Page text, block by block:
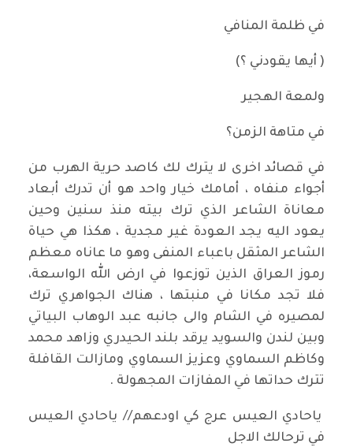
في ظلمة المنافي
( أيها يقودني ؟)
ولمعة الهجير
في متاهة الزمن؟
في قصائد اخرى لا يترك لك كاصد حرية الهرب من
أجواء منفاه ، أمامك خيار واحد هو أن تدرك أبعاد
معاناة الشاعر الذي ترك بيته منذ سنين وحين
يعود اليه يجد العودة غير مجدية ، هكذا هي حياة
الشاعر المثقل باعباء المنفى وهو ما عاناه معظم
رموز العراق الذين توزعوا في ارض الله الواسعة،
فلا تجد مكانا في منبتها ، هناك الجواهري ترك
لمصيره في الشام والى جانبه عبد الوهاب البياتي
وبين لندن والسويد يرقد بلند الحيدري وزاهد محمد
وكاظم السماوي وعزيز السماوي ومازالت القافلة
تترك حداتها في المفازات المجهولة .
ياحادي العيس عرج كي اودعهم// ياحادي العيس
في ترحالك الاجل